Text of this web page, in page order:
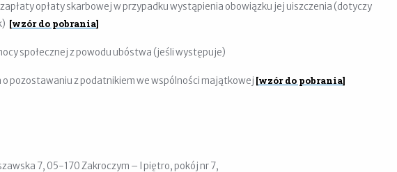
opłaty skarbowej w przypadku wystąpienia obowiązku jej uiszczenia (dotyczy
[wzór do pobrania]
społecznej z powodu ubóstwa (jeśli występuje)
o pozostawaniu z podatnikiem we wspólności majątkowej [wzór do pobrania]
7, 05-170 Zakroczym – I piętro, pokój nr 7,